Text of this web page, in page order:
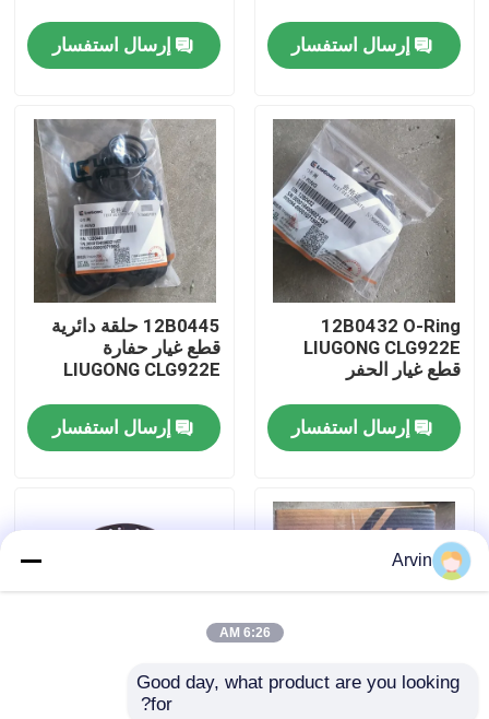
المنتجات
حول بنا
جولة في المعمل
ضبط الجودة
اتصل بنا
أخبار
طلب اقتباس
إرسال استفسار إرسال استفسار
12B0432 O-Ring
LIUGONG CLG922E
قطع غيار الحفر
إرسال استفسار
12B0445 حلقة دائرية
قطع غيار حفارة
LIUGONG CLG922E
إرسال استفسار
قطع الغيار الأصلية لـ
Arvin
6:26 AM
Good day, what product are you looking
for?